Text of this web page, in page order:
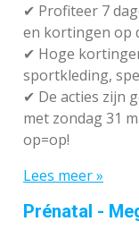
✔ Profiteer 7
en kortingen op
✔ Hoge
sportkleding,
✔ De acties zijn
met zondag 31
op=op!
Lees meer »
Prénatal -